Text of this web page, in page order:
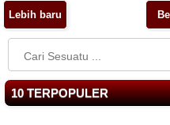
Lebih baru
10 TERPOPULER